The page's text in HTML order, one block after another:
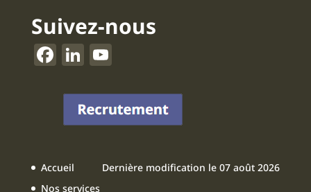
Suivez-nous
F
c
e
o
Li
k
e
Y
u
T
b
Accueil
Nos services
Dernière modification le 07 août 2026